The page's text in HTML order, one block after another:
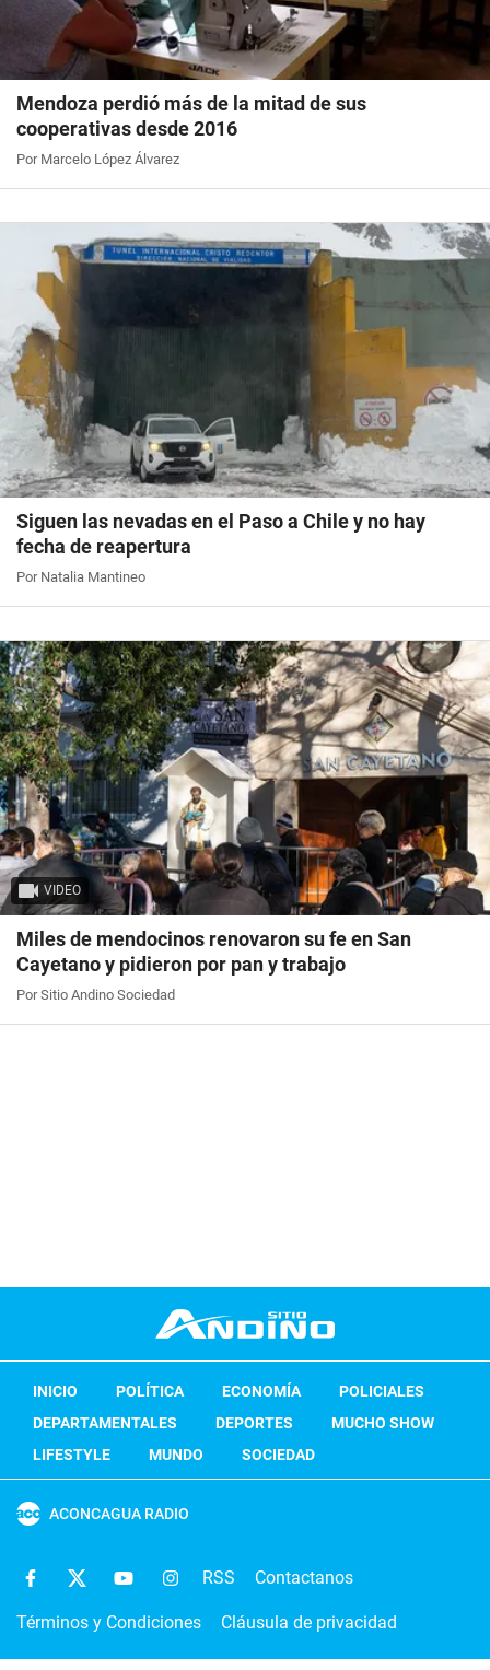
Mendoza perdió más de la mitad de sus
cooperativas desde 2016
Por Marcelo López Álvarez
Siguen las nevadas en el Paso a Chile y no hay
fecha de reapertura
Por Natalia Mantineo
VIDEO
Miles de mendocinos renovaron su fe en San
Cayetano y pidieron por pan y trabajo
Por Sitio Andino Sociedad
INICIO POLÍTICA ECONOMÍA
POLICIALES
DEPARTAMENTALES
DEPORTES
MUCHO SHOW
LIFESTYLE
MUNDO SOCIEDAD
ACONCAGUA RADIO
RSS Contactanos
Términos y Condiciones Cláusula de privacidad